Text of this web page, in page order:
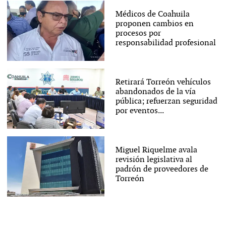
Médicos de Coahuila
proponen cambios en
procesos por
responsabilidad profesional
Retirará Torreón vehículos
abandonados de la vía
pública; refuerzan seguridad
por eventos...
Miguel Riquelme avala
revisión legislativa al
padrón de proveedores de
Torreón